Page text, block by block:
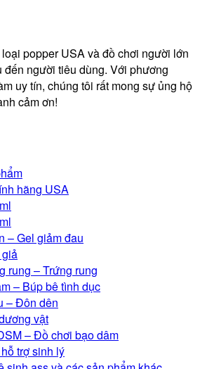
₫.
popper USA và đồ chơi người lớn
người tiêu dùng. Với phương
uy tín, chúng tôi rất mong sự ủng hộ
cảm ơn!
hãng USA
– Gel giảm đau
rung – Trứng rung
– Búp bê tình dục
– Đôn dên
vật
– Đồ chơi bạo dâm
trợ sinh lý